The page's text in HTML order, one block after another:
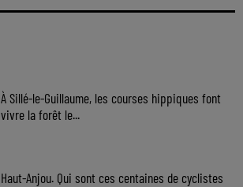
À Sillé-le-Guillaume, les courses hippiques font
vivre la forêt le...
Haut-Anjou. Qui sont ces centaines de cyclistes